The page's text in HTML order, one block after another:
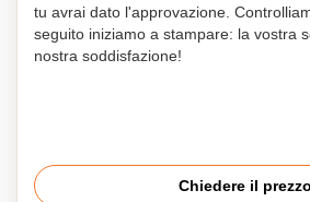
tu avrai dato l'approvazione.
seguito iniziamo a stampare: la vostra
nostra soddisfazione!
Chiedere il prezzo